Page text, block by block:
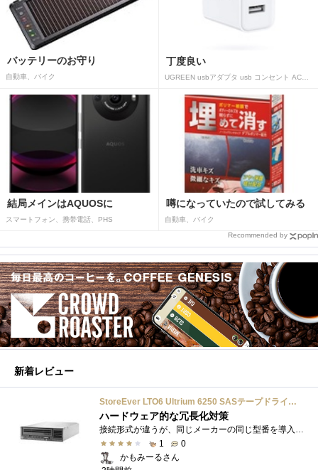
バッテリーのお守り
自動車、バイク
丁度良い
結局メインはAQUOSに
スマートフォン、携帯電話、PHS
噂になっていたので試してみる
自動車、バイク
Recommended by
新着レビュー
StoreEver LTO6 Ultrium 6250 SASテープドライブ(内蔵型)
ハードウェア的な冗長化対策
接続形式が違うが、同じメーカーの同じ型番を導入しています。製品としてのレビューは下記の方で行っています。いざ使おうとしたときに故障�...
1
0
かもみーるさん